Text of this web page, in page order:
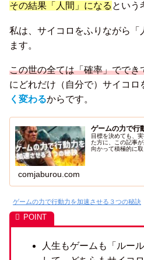
その結果「人間」になる という
私は、サイコロをふりながら「
ます。
この世の全ては「確率」ででき
にどれだけ（自分で）サイコロ
く変わるからです。
ゲームの力で行
目標を決めても、
た方に、この記事
向かって積極的に
して「即行動脳」
様々なスキルを身
行動することで、
できるのです。本
するための成功習
comjaburou.com
ゲームの力で行動力を加速させる３つの秘訣
人生もゲームも「ルー